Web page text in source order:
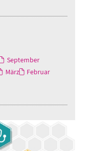
September
März
Februar